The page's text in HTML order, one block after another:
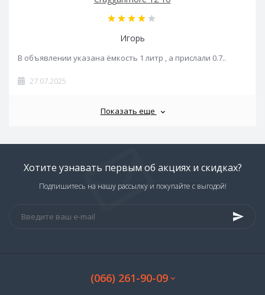
Игорь
В объявлении указана ёмкость 1 литр , а прислали 0.7..
27.07.2025
Показать еще
Хотите узнавать первым об акциях и скидках?
Подпишитесь на нашу рассылку и покупайте с выгодой!
(066) 261-90-09